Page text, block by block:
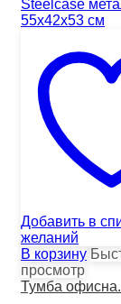
Добавить в
желаний
В корзину
просмотр
Тумба